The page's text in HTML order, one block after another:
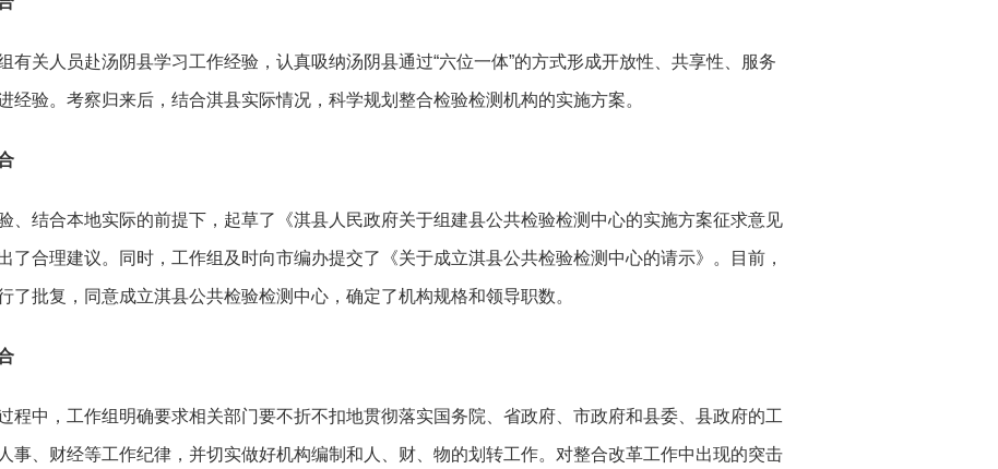
有关人员赴汤阴县学习工作经验，认真吸纳汤阴县通过“六位一体”的方式形成开放性、共享性、服务
经验。考察归来后，结合淇县实际情况，科学规划整合检验检测机构的实施方案。
、结合本地实际的前提下，起草了《淇县人民政府关于组建县公共检验检测中心的实施方案征求意见
了合理建议。同时，工作组及时向市编办提交了《关于成立淇县公共检验检测中心的请示》。目前，
了批复，同意成立淇县公共检验检测中心，确定了机构规格和领导职数。
程中，工作组明确要求相关部门要不折不扣地贯彻落实国务院、省政府、市政府和县委、县政府的工
事、财经等工作纪律，并切实做好机构编制和人、财、物的划转工作。对整合改革工作中出现的突击